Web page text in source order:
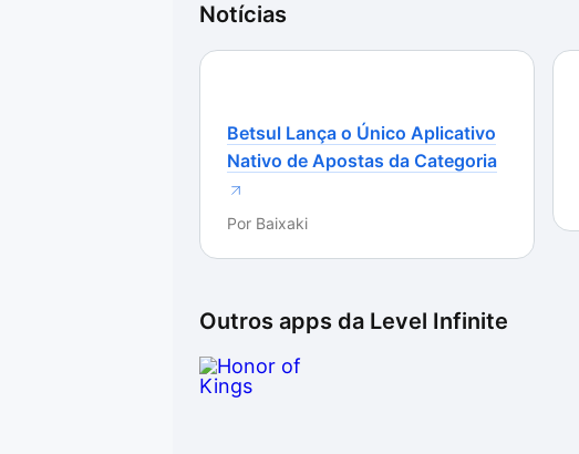
Notícias
Betsul Lança o Único Aplicativo
Nativo de Apostas da Categoria
Por Baixaki
Outros apps da Level Infinite